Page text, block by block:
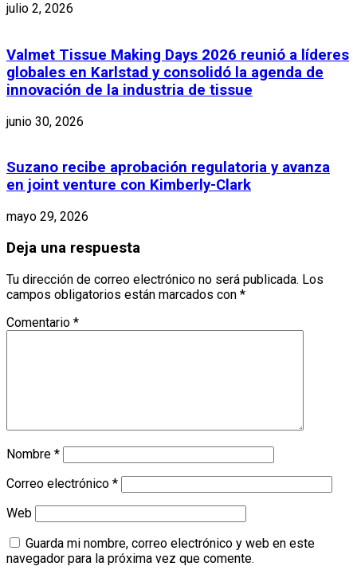
julio 2, 2026
Valmet Tissue Making Days 2026 reunió a líderes
globales en Karlstad y consolidó la agenda de
innovación de la industria de tissue
junio 30, 2026
Suzano recibe aprobación regulatoria y avanza
en joint venture con Kimberly-Clark
mayo 29, 2026
Deja una respuesta
Tu dirección de correo electrónico no será publicada. Los
campos obligatorios están marcados con *
Comentario *
Nombre *
Correo electrónico *
Web
Guarda mi nombre, correo electrónico y web en este
navegador para la próxima vez que comente.